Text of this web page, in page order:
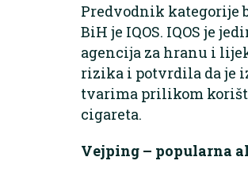
Predvodnik kategorije
BiH je IQOS. IQOS je
agencija za hranu i
rizika i potvrdila da je
tvarima prilikom
cigareta.
Vejping – popularna